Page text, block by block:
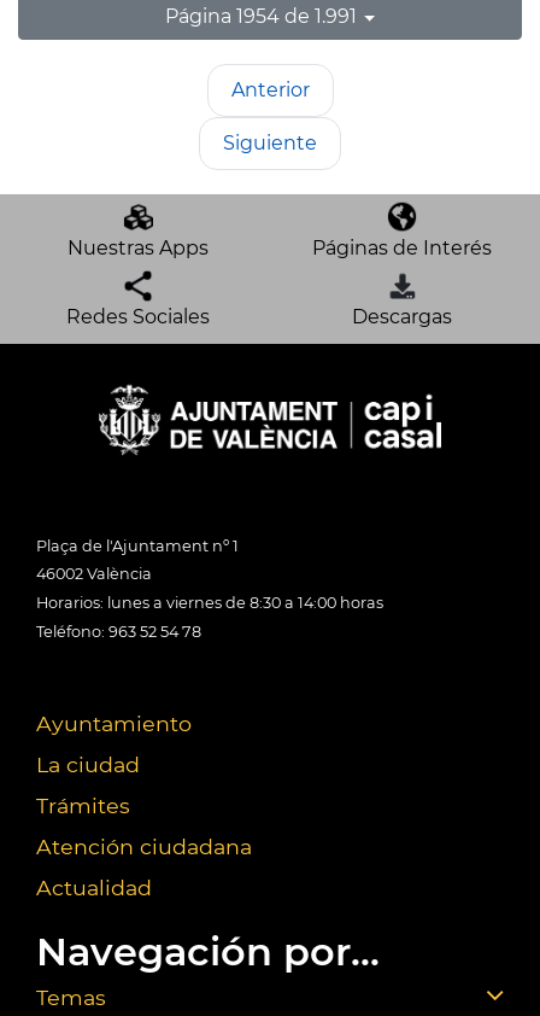
Página 1954 de 1.991
Anterior
Siguiente
Nuestras Apps Páginas de Interés
Redes Sociales Descargas
Plaça de l'Ajuntament nº 1
46002 València
Horarios: lunes a viernes de 8:30 a 14:00 horas
Teléfono: 963 52 54 78
Ayuntamiento
La ciudad
Trámites
Atención ciudadana
Actualidad
Navegación por...
Temas